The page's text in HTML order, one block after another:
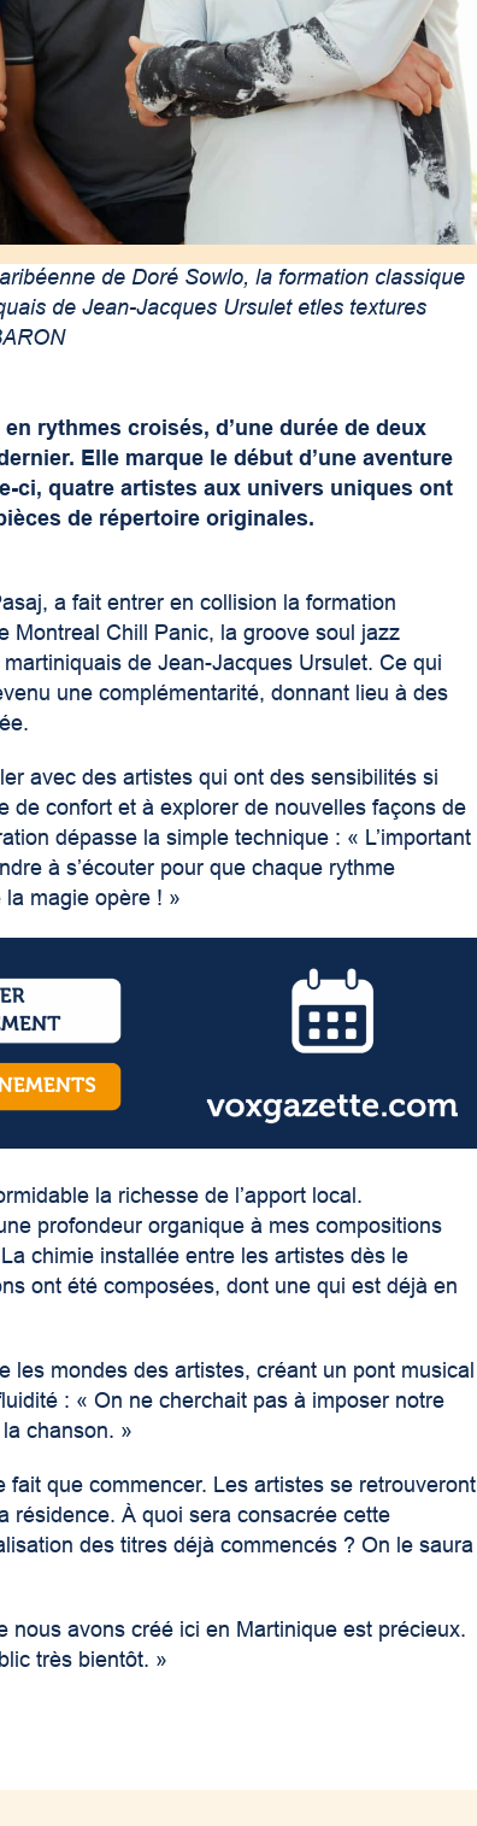
de Doré Sowlo, la formation classique
de Jean-Jacques Ursulet etles textures
rythmes croisés, d’une durée de deux
Elle marque le début d’une aventure
ci, quatre artistes aux univers uniques ont
de répertoire originales.
a fait entrer en collision la formation
Montreal Chill Panic, la groove soul jazz
de Jean-Jacques Ursulet. Ce qui
une complémentarité, donnant lieu à des
avec des artistes qui ont des sensibilités si
de confort et à explorer de nouvelles façons de
dépasse la simple technique : « L’important
à s’écouter pour que chaque rythme
la magie opère ! »
la richesse de l’apport local.
profondeur organique à mes compositions
chimie installée entre les artistes dès le
ont été composées, dont une qui est déjà en
les mondes des artistes, créant un pont musical
: « On ne cherchait pas à imposer notre
chanson. »
fait que commencer. Les artistes se retrouveront
résidence. À quoi sera consacrée cette
des titres déjà commencés ? On le saura
nous avons créé ici en Martinique est précieux.
très bientôt. »